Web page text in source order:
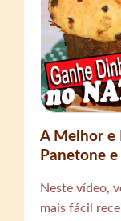
A Melhor e
Panetone
Neste vídeo,
mais fácil